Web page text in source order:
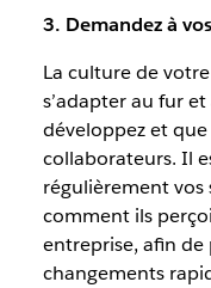
3. Demandez à
La culture de
s’adapter au fur
développez et
collaborateurs. Il
régulièrement
comment ils
entreprise, afin
changements